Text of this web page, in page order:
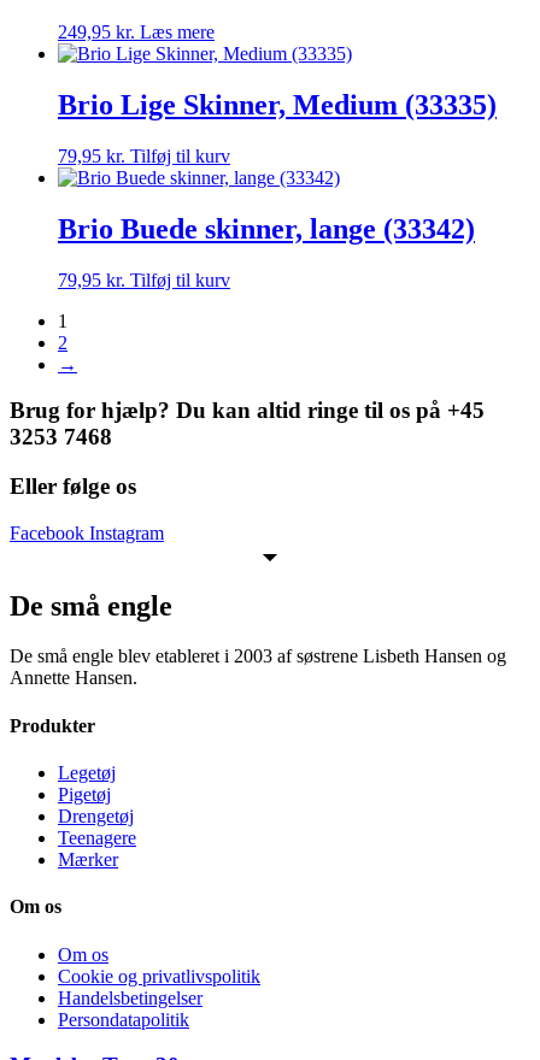
249,95 kr. Læs mere
Brio Lige Skinner, Medium (33335)
79,95 kr. Tilføj til kurv
Brio Buede skinner, lange (33342)
79,95 kr. Tilføj til kurv
1
2
→
Brug for hjælp? Du kan altid ringe til os på +45
3253 7468
Eller følge os
Facebook Instagram
De små engle
De små engle blev etableret i 2003 af søstrene Lisbeth Hansen og
Annette Hansen.
Produkter
Legetøj
Pigetøj
Drengetøj
Teenagere
Mærker
Om os
Om os
Cookie og privatlivspolitik
Handelsbetingelser
Persondatapolitik